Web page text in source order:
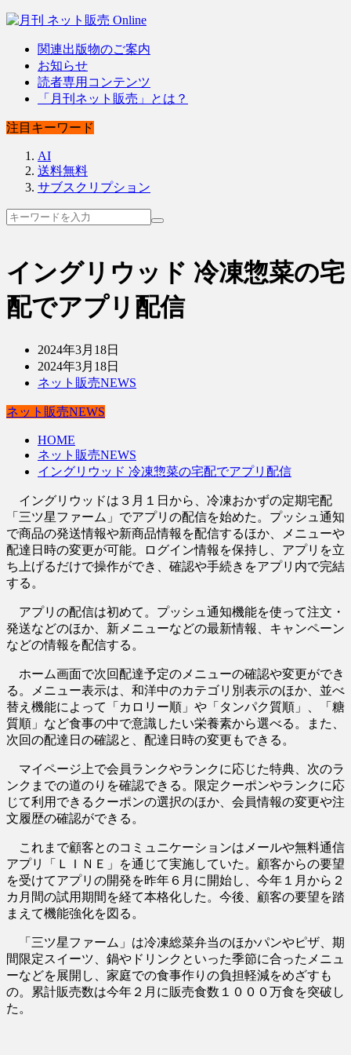
関連出版物のご案内
お知らせ
読者専用コンテンツ
「月刊ネット販売」とは？
注目キーワード
AI
送料無料
サブスクリプション
イングリウッド 冷凍惣菜の宅
配でアプリ配信
2024年3月18日
2024年3月18日
ネット販売NEWS
ネット販売NEWS
HOME
ネット販売NEWS
イングリウッド 冷凍惣菜の宅配でアプリ配信
イングリウッドは３月１日から、冷凍おかずの定期宅配
「三ツ星ファーム」でアプリの配信を始めた。プッシュ通知
で商品の発送情報や新商品情報を配信するほか、メニューや
配達日時の変更が可能。ログイン情報を保持し、アプリを立
ち上げるだけで操作ができ、確認や手続きをアプリ内で完結
する。
アプリの配信は初めて。プッシュ通知機能を使って注文・
発送などのほか、新メニューなどの最新情報、キャンペーン
などの情報を配信する。
ホーム画面で次回配達予定のメニューの確認や変更ができ
る。メニュー表示は、和洋中のカテゴリ別表示のほか、並べ
替え機能によって「カロリー順」や「タンパク質順」、「糖
質順」など食事の中で意識したい栄養素から選べる。また、
次回の配達日の確認と、配達日時の変更もできる。
マイページ上で会員ランクやランクに応じた特典、次のラ
ンクまでの道のりを確認できる。限定クーポンやランクに応
じて利用できるクーポンの選択のほか、会員情報の変更や注
文履歴の確認ができる。
これまで顧客とのコミュニケーションはメールや無料通信
アプリ「ＬＩＮＥ」を通じて実施していた。顧客からの要望
を受けてアプリの開発を昨年６月に開始し、今年１月から２
カ月間の試用期間を経て本格化した。今後、顧客の要望を踏
まえて機能強化を図る。
「三ツ星ファーム」は冷凍総菜弁当のほかパンやピザ、期
間限定スイーツ、鍋やドリンクといった季節に合ったメニュ
ーなどを展開し、家庭での食事作りの負担軽減をめざすも
の。累計販売数は今年２月に販売食数１０００万食を突破し
た。